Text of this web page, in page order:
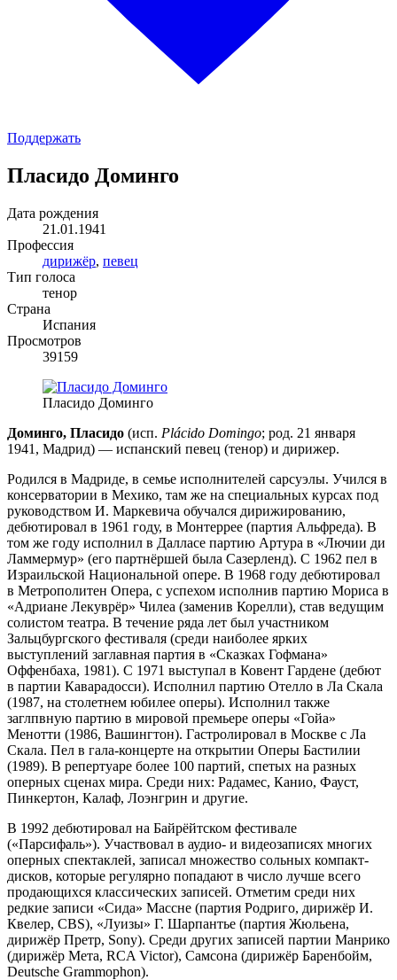
Поддержать
Пласидо Доминго
Дата рождения
21.01.1941
Профессия
дирижёр, певец
Тип голоса
тенор
Страна
Испания
Просмотров
39159
Пласидо Доминго
Доминго, Пласидо (исп. Plácido Domingo; род. 21 января
1941, Мадрид) — испанский певец (тенор) и дирижер.
Родился в Мадриде, в семье исполнителей сарсуэлы. Учился в
консерватории в Мехико, там же на специальных курсах под
руководством И. Маркевича обучался дирижированию,
дебютировал в 1961 году, в Монтеррее (партия Альфреда). В
том же году исполнил в Далласе партию Артура в «Лючии ди
Ламмермур» (его партнёршей была Сазерленд). С 1962 пел в
Израильской Национальной опере. В 1968 году дебютировал
в Метрополитен Опера, с успехом исполнив партию Мориса в
«Адриане Лекуврёр» Чилеа (заменив Корелли), став ведущим
солистом театра. В течение ряда лет был участником
Зальцбургского фестиваля (среди наиболее ярких
выступлений заглавная партия в «Сказках Гофмана»
Оффенбаха, 1981). С 1971 выступал в Ковент Гардене (дебют
в партии Каварадосси). Исполнил партию Отелло в Ла Скала
(1987, на столетнем юбилее оперы). Исполнил также
заглпвную партию в мировой премьере оперы «Гойа»
Менотти (1986, Вашингтон). Гастролировал в Москве с Ла
Скала. Пел в гала-концерте на открытии Оперы Бастилии
(1989). В репертуаре более 100 партий, спетых на разных
оперных сценах мира. Среди них: Радамес, Канио, Фауст,
Пинкертон, Калаф, Лоэнгрин и другие.
В 1992 дебютировал на Байрёйтском фестивале
(«Парсифаль»). Участвовал в аудио- и видеозаписях многих
оперных спектаклей, записал множество сольных компакт-
дисков, которые регулярно попадают в число лучше всего
продающихся классических записей. Отметим среди них
редкие записи «Сида» Массне (партия Родриго, дирижёр И.
Квелер, CBS), «Луизы» Г. Шарпантье (партия Жюльена,
дирижёр Претр, Sony). Среди других записей партии Манрико
(дирижёр Мета, RCA Victor), Самсона (дирижёр Баренбойм,
Deutsche Grammophon).